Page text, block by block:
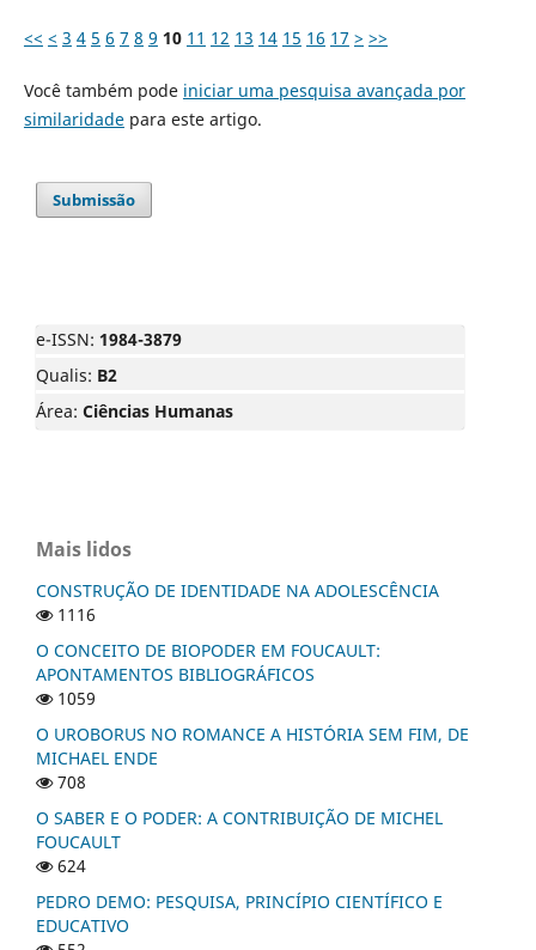
<< < 3 4 5 6 7 8 9 10 11 12 13 14 15 16 17 > >>
Você também pode iniciar uma pesquisa avançada por
similaridadepara este artigo.
Submissão
e-ISSN: 1984-3879
Qualis: B2
Área: Ciências Humanas
Mais lidos
CONSTRUÇÃO DE IDENTIDADE NA ADOLESCÊNCIA
1116
O CONCEITO DE BIOPODER EM FOUCAULT:
APONTAMENTOS BIBLIOGRÁFICOS
1059
O UROBORUS NO ROMANCE A HISTÓRIA SEM FIM, DE
MICHAEL ENDE
708
O SABER E O PODER: A CONTRIBUIÇÃO DE MICHEL
FOUCAULT
624
PEDRO DEMO: PESQUISA, PRINCÍPIO CIENTÍFICO E
EDUCATIVO